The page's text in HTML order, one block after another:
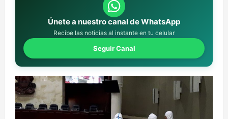
Únete a nuestro canal de WhatsApp
Recibe las noticias al instante en tu celular
Seguir Canal